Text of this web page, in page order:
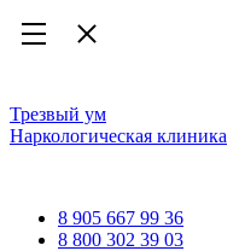
Трезвый ум
Наркологическая клиника
8 905 667 99 36
8 800 302 39 03